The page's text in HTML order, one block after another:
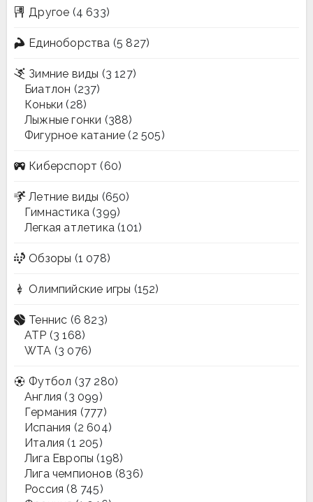
Другое (4 633)
Единоборства (5 827)
Зимние виды (3 127)
Биатлон (237)
Коньки (28)
Лыжные гонки (388)
Фигурное катание (2 505)
Киберспорт (60)
Летние виды (650)
Гимнастика (399)
Легкая атлетика (101)
Обзоры (1 078)
Олимпийские игры (152)
Теннис (6 823)
ATP (3 168)
WTA (3 076)
Футбол (37 280)
Англия (3 099)
Германия (777)
Испания (2 604)
Италия (1 205)
Лига Европы (198)
Лига чемпионов (836)
Россия (8 745)